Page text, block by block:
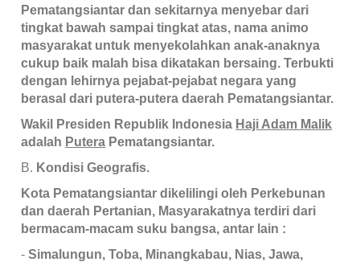
Pematangsiantar dan sekitarnya menyebar dari
tingkat bawah sampai tingkat atas, nama animo
masyarakat untuk menyekolahkan anak-anaknya
cukup baik malah bisa dikatakan bersaing. Terbukti
dengan lehirnya pejabat-pejabat negara yang
berasal dari putera-putera daerah Pematangsiantar.
Wakil Presiden Republik Indonesia Haji Adam Malik
adalah Putera Pematangsiantar.
B. Kondisi Geografis.
Kota Pematangsiantar dikelilingi oleh Perkebunan
dan daerah Pertanian, Masyarakatnya terdiri dari
bermacam-macam suku bangsa, antar lain :
-Simalungun, Toba, Minangkabau, Nias, Jawa,